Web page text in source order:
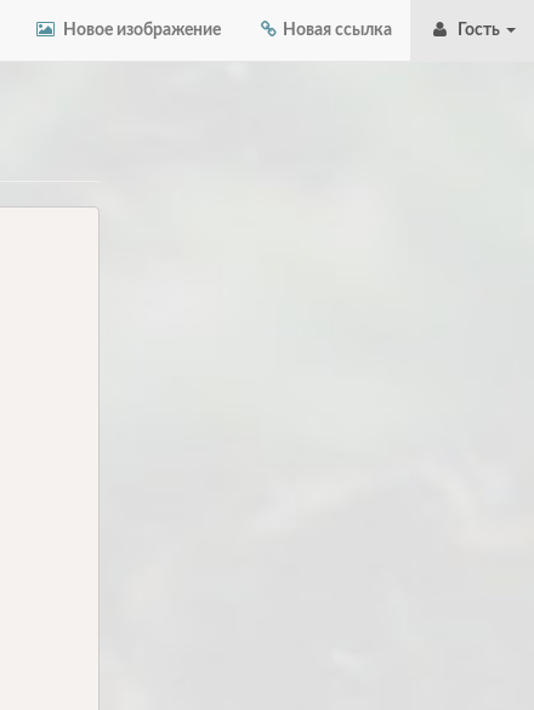
Новое изображение Новая ссылка Гость